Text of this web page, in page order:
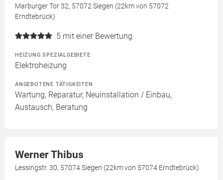
Marburger Tor 32, 57072 Siegen (22km von 57072
Erndtebrück)
5 mit einer Bewertung
HEIZUNG SPEZIALGEBIETE
Elektroheizung
ANGEBOTENE TÄTIGKEITEN
Wartung, Reparatur, Neuinstallation / Einbau,
Austausch, Beratung
Werner Thibus
Lessingstr. 30, 57074 Siegen (22km von 57074 Erndtebrück)